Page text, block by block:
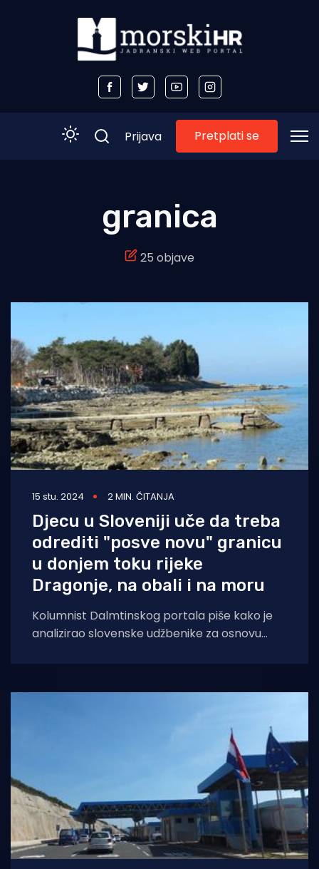
Turizam i nautika
Pomorstvo
Ribolov
Ekologija
Tradicija i kultura
Prijava Pretplati se
granica
25 objave
15 stu. 2024 2 MIN. ČITANJA
Djecu u Sloveniji uče da treba
odrediti "posve novu" granicu
u donjem toku rijeke
Dragonje, na obali i na moru
Kolumnist Dalmtinskog portala piše kako je
analizirao slovenske udžbenike za osnovu